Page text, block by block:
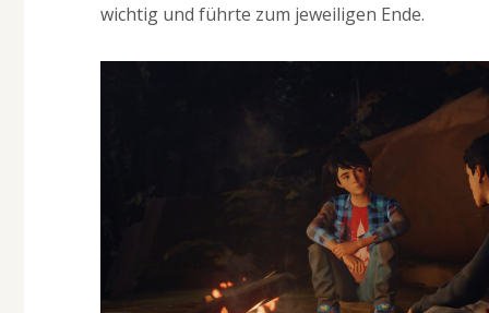
wichtig und führte zum jeweiligen Ende.